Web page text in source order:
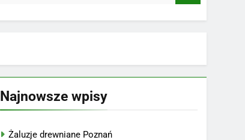
Najnowsze wpisy
Żaluzje drewniane Poznań